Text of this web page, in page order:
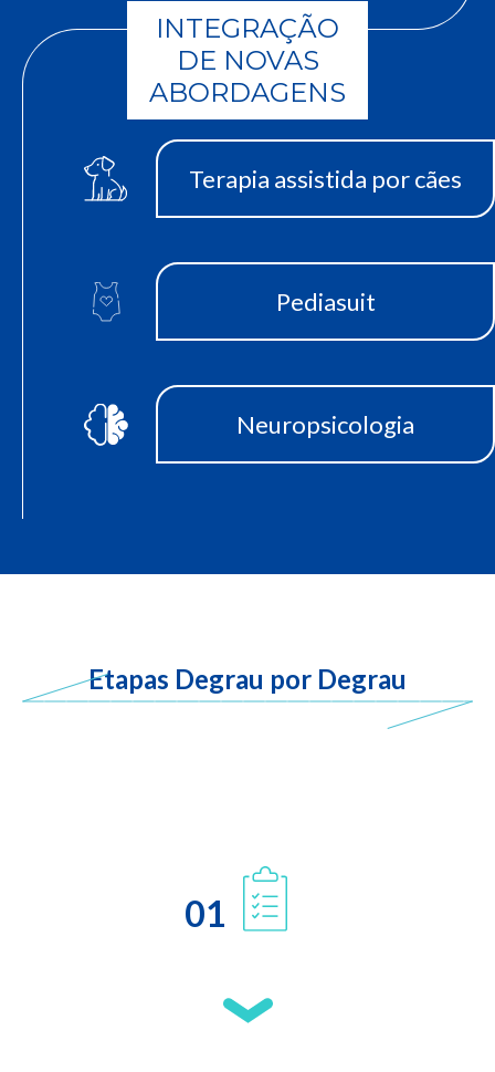
INTEGRAÇÃO
DE NOVAS
ABORDAGENS
Terapia assistida por cães
Pediasuit
Neuropsicologia
Etapas Degrau por Degrau
01